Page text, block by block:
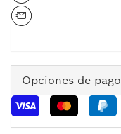
Opciones de pago